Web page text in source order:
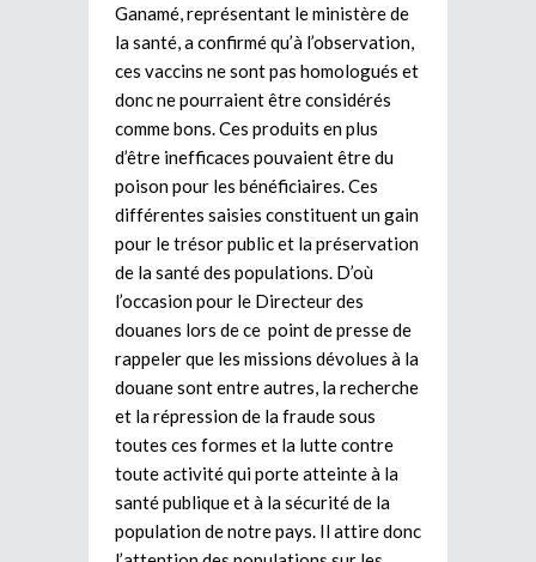
Ganamé, représentant le ministère de
la santé, a confirmé qu’à l’observation,
ces vaccins ne sont pas homologués et
donc ne pourraient être considérés
comme bons. Ces produits en plus
d’être inefficaces pouvaient être du
poison pour les bénéficiaires. Ces
différentes saisies constituent un gain
pour le trésor public et la préservation
de la santé des populations. D’où
l’occasion pour le Directeur des
douanes lors de ce point de presse de
rappeler que les missions dévolues à la
douane sont entre autres, la recherche
et la répression de la fraude sous
toutes ces formes et la lutte contre
toute activité qui porte atteinte à la
santé publique et à la sécurité de la
population de notre pays. Il attire donc